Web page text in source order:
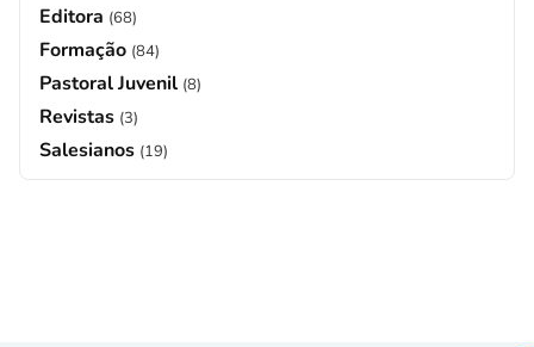
Editora (68)
Formação (84)
Pastoral Juvenil (8)
Revistas (3)
Salesianos (19)